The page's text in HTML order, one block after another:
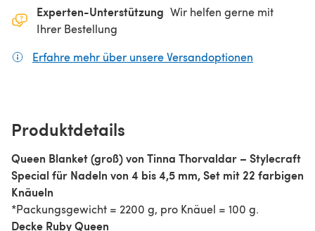
Experten-Unterstützung Wir helfen gerne mit
Ihrer Bestellung
Erfahre mehr über unsere Versandoptionen
Produktdetails
Queen Blanket (groß) von Tinna Thorvaldar – Stylecraft
Special für Nadeln von 4 bis 4,5 mm, Set mit 22 farbigen
Knäueln
*Packungsgewicht = 2200 g, pro Knäuel = 100 g.
Decke Ruby Queen